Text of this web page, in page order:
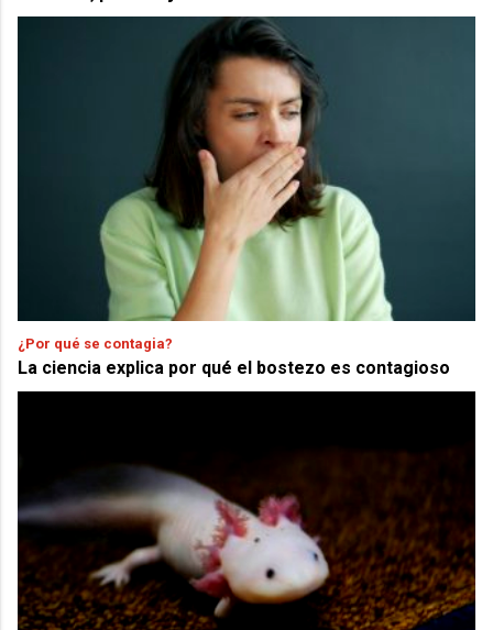
¿Por qué se contagia?
La ciencia explica por qué el bostezo es contagioso